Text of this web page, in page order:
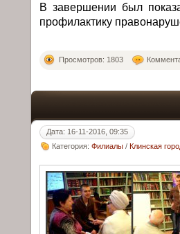
В завершении был
профилактику
Просмотров: 1803
Дата: 16-11-2016, 09:35
Категория: Филиалы / Клинская